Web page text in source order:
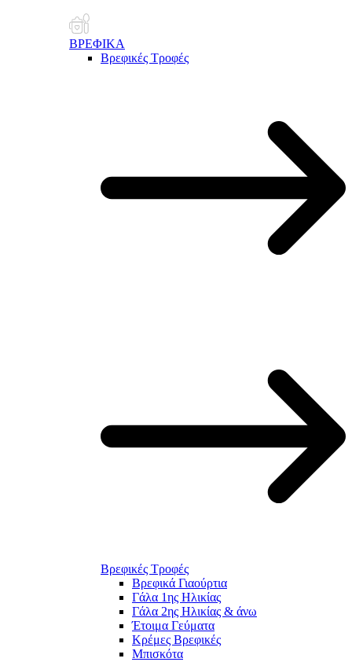
ΒΡΕΦΙΚΑ
Βρεφικές Τροφές
Βρεφικές Τροφές
Βρεφικά Γιαούρτια
Γάλα 1ης Ηλικίας
Γάλα 2ης Ηλικίας & άνω
Έτοιμα Γεύματα
Κρέμες Βρεφικές
Μπισκότα